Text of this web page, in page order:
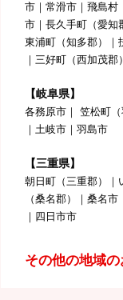
市｜常滑市｜飛島村
市｜長久手町（愛知
東浦町（知多郡）｜
｜三好町（西加茂
【岐阜県】
各務原市｜ 笠松町
｜土岐市｜羽島市
【三重県】
朝日町（三重郡）｜
（桑名郡）｜桑名
｜四日市市
その他の地域の